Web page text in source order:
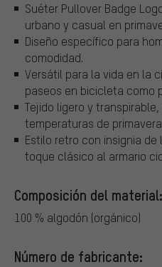
Suéter Pullover Badge
urbano y casual en
Diseño específico para
comodidad.
Versátil para la vida en la
paseos en bicicleta como
Tejido ligero y
temperaturas de
Estilo retro con insignia
toque clásico al armario
Composición del material:
100 % algodón (orgánico)
Número de fabricante: